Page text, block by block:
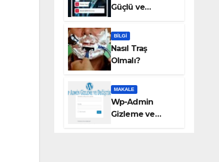
Güçlü ve
Güvenilir VDS
Sunucu
Çözümleri
BILGI
Nasıl Traş
Olmalı?
MAKALE
Wp-Admin
Gizleme ve